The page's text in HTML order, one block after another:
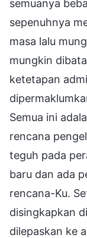
semuanya
sepenuhnya
masa lalu
mungkin
ketetapan
Semua ini
rencana
teguh pada
baru dan ada
rencana-Ku.
disingkapkan
dilepaskan ke